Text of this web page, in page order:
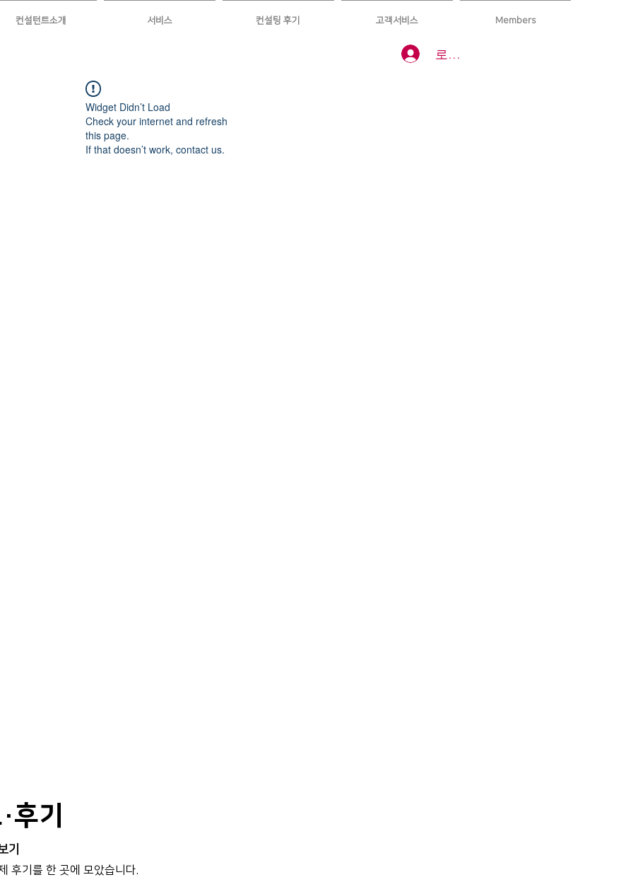
컨설턴트소개 서비스 컨설팅 후기 고객서비스 Members
로그인
Widget Didn’t Load
Check your internet and refresh
this page.
If that doesn’t work, contact us.
기
기
후기를 한 곳에 모았습니다.